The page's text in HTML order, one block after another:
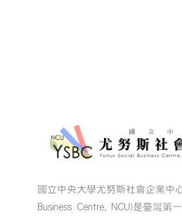
國立中央大學尤努斯社會企業中
Business Centre, NCU)是臺灣第